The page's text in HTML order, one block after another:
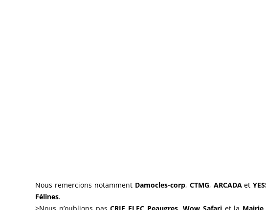
Nous remercions notamment Damocles-corp, CTMG, ARCADAet
Félines.